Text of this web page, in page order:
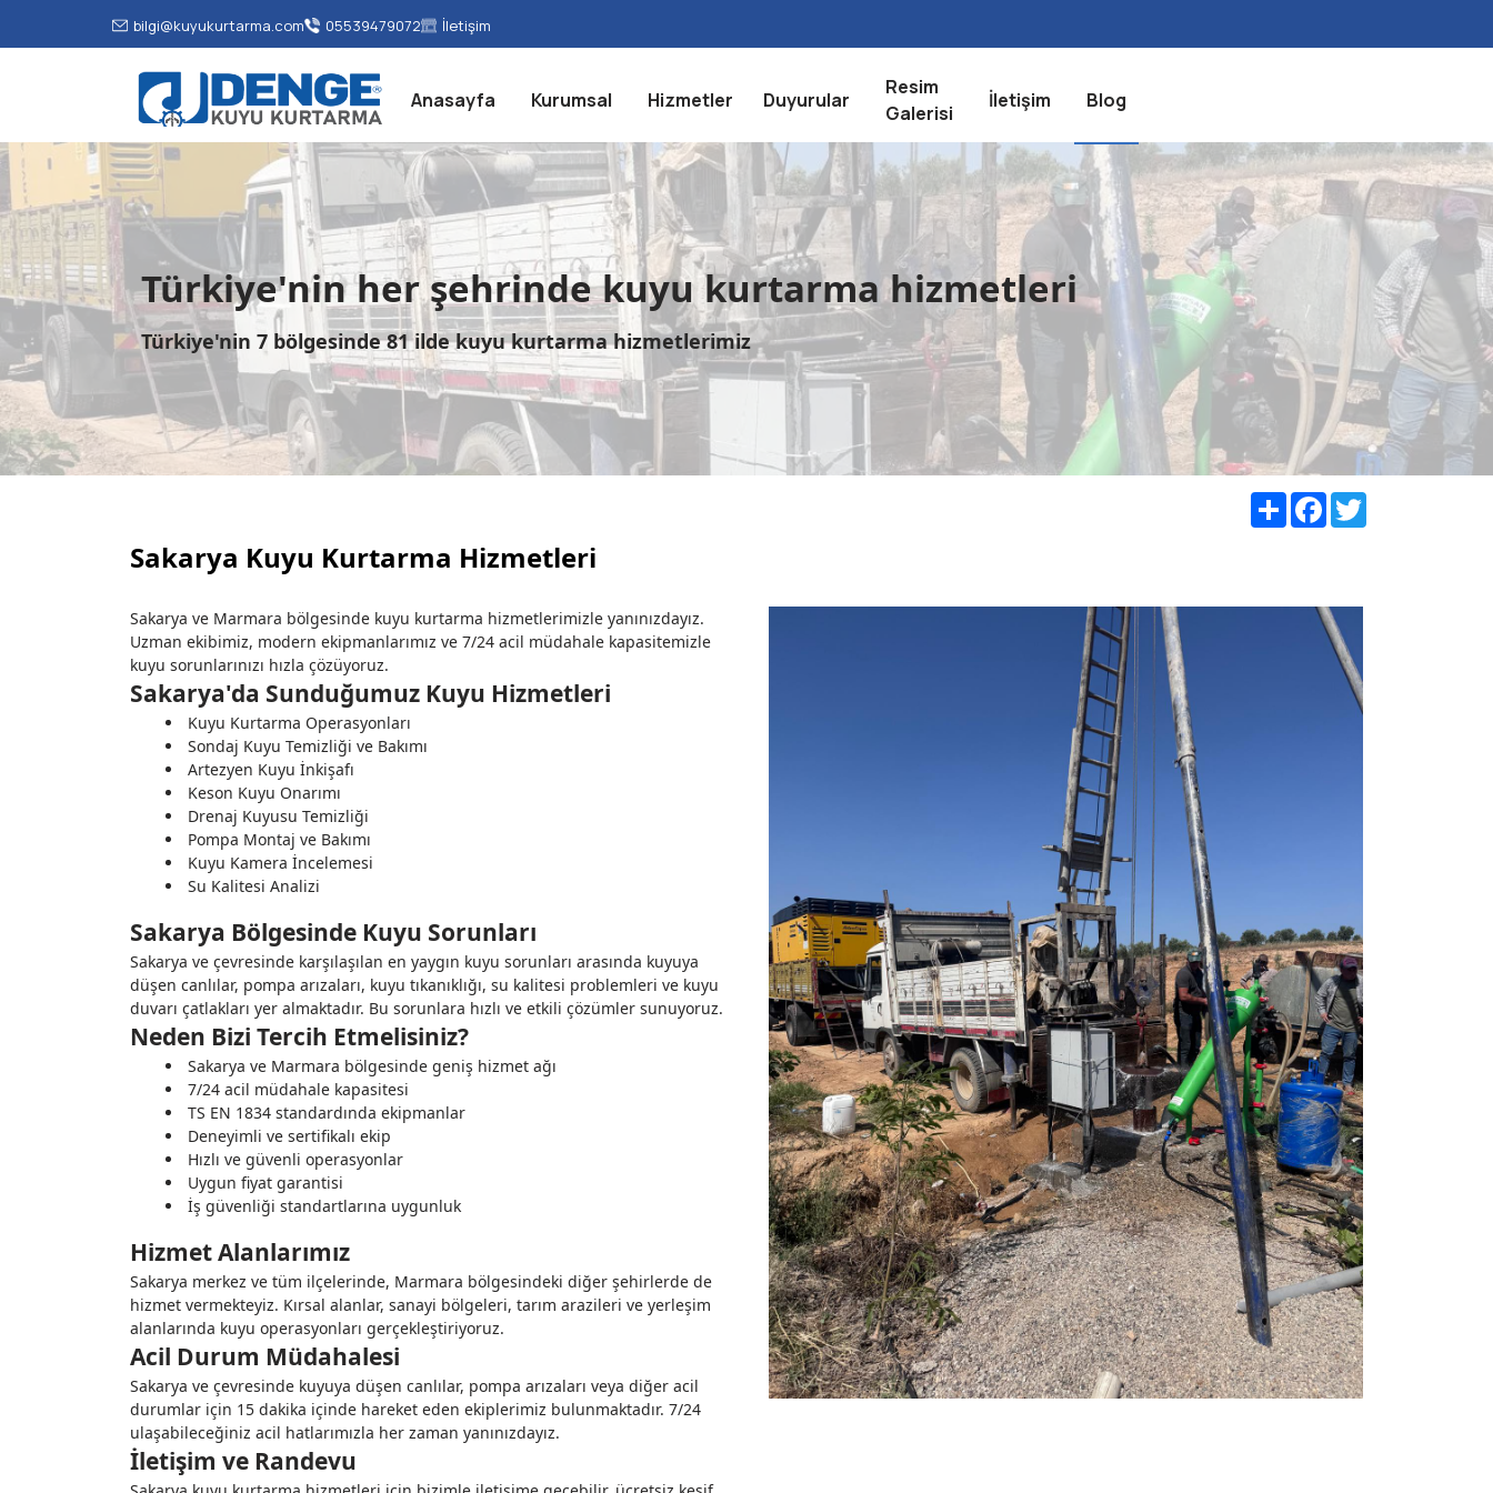
Türkiye'nin her şehrinde kuyu kurtarma hizmetleri
Türkiye'nin 7 bölgesinde 81 ilde kuyu kurtarma hizmetlerimiz
Sakarya Kuyu Kurtarma Hizmetleri
Sakarya ve Marmara bölgesinde kuyu kurtarma hizmetlerimizle yanınızdayız.
Uzman ekibimiz, modern ekipmanlarımız ve 7/24 acil müdahale kapasitemizle
kuyu sorunlarınızı hızla çözüyoruz.
Sakarya'da Sunduğumuz Kuyu Hizmetleri
Kuyu Kurtarma Operasyonları
Sondaj Kuyu Temizliği ve Bakımı
Artezyen Kuyu İnkişafı
Keson Kuyu Onarımı
Drenaj Kuyusu Temizliği
Pompa Montaj ve Bakımı
Kuyu Kamera İncelemesi
Su Kalitesi Analizi
Sakarya Bölgesinde Kuyu Sorunları
Sakarya ve çevresinde karşılaşılan en yaygın kuyu sorunları arasında kuyuya
düşen canlılar, pompa arızaları, kuyu tıkanıklığı, su kalitesi problemleri ve kuyu
duvarı çatlakları yer almaktadır. Bu sorunlara hızlı ve etkili çözümler sunuyoruz.
Neden Bizi Tercih Etmelisiniz?
Sakarya ve Marmara bölgesinde geniş hizmet ağı
7/24 acil müdahale kapasitesi
TS EN 1834 standardında ekipmanlar
Deneyimli ve sertifikalı ekip
Hızlı ve güvenli operasyonlar
Uygun fiyat garantisi
İş güvenliği standartlarına uygunluk
Hizmet Alanlarımız
Sakarya merkez ve tüm ilçelerinde, Marmara bölgesindeki diğer şehirlerde de
hizmet vermekteyiz. Kırsal alanlar, sanayi bölgeleri, tarım arazileri ve yerleşim
alanlarında kuyu operasyonları gerçekleştiriyoruz.
Acil Durum Müdahalesi
Sakarya ve çevresinde kuyuya düşen canlılar, pompa arızaları veya diğer acil
durumlar için 15 dakika içinde hareket eden ekiplerimiz bulunmaktadır. 7/24
ulaşabileceğiniz acil hatlarımızla her zaman yanınızdayız.
İletişim ve Randevu
Share Facebook
bilgi@kuyukurtarma.com 05539479072 İletişim
Anasayfa Kurumsal Hizmetler Duyurular
Resim
Galerisi
İletişim Blog